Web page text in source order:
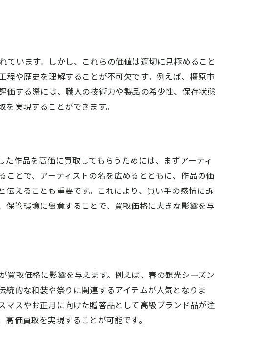
います。しかし、これらの価値は適切に見極めること
や歴史を理解することが不可欠です。例えば、橿原市
価する際には、職人の技術力や製品の希少性、保存状態
実現することができます。
作品を高価に買取してもらうためには、まずアーティ
とで、アーティストの名を広めるとともに、作品の価
えることも重要です。これにより、買い手の感情に訴
管環境に留意することで、買取価格に大きな影響を与
取価格に影響を与えます。例えば、春の観光シーズン
的な和装や祭りに関連するアイテムが人気となりま
スやお正月に向けた贈答品として高級ブランド品が注
価買取を実現することが可能です。